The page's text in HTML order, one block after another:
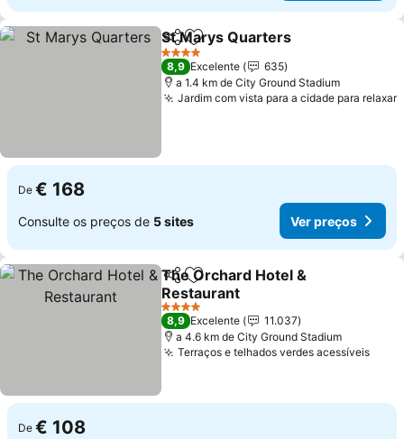
PartilharAdicionar aos favoritos
St Marys Quarters
4 Estrelas
8,9 Excelente
635
a 1.4 km de City Ground Stadium
Jardim com vista para a cidade para relaxar
De € 168
Consulte os preços de 5 sites Ver preços
PartilharAdicionar aos favoritos
The Orchard Hotel &
Restaurant
4 Estrelas
8,9 Excelente
11.037
a 4.6 km de City Ground Stadium
Terraços e telhados verdes acessíveis
De € 108